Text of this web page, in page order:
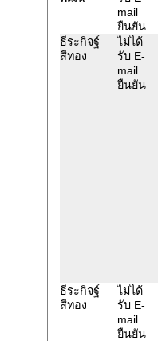
mail
ยืนยัน
ธีระกิจฐ์
สีทอง
ไม่ได้
รับ E-
mail
ยืนยัน
ธีระกิจฐ์
สีทอง
ไม่ได้
รับ E-
mail
ยืนยัน